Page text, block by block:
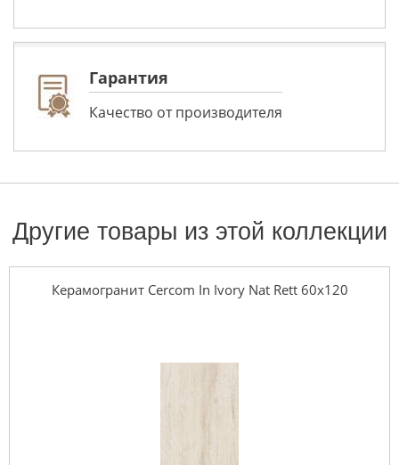
Гарантия
Качество от производителя
Другие товары из этой коллекции
Керамогранит Cercom In Ivory Nat Rett 60х120